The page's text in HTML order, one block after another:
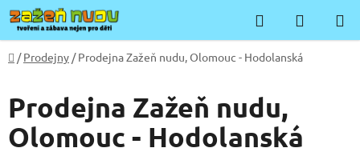
Přejít
na
obsah
Hledat
KOŠÍK
Domů
/ Prodejny / Prodejna Zažeň nudu, Olomouc - Hodolanská
Prodejna Zažeň nudu,
Olomouc - Hodolanská